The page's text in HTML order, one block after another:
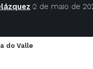
2 de maio de
do Valle